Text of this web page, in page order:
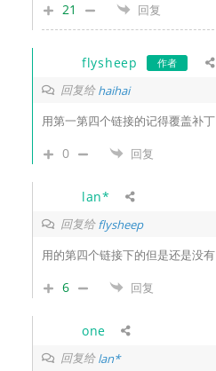
21 回复
flysheep 作者
回复给haihai
用第一第四个链接的记得覆盖补丁
0 回复
lan*
回复给flysheep
用的第四个链接下的但是还是没有
6 回复
one
回复给lan*